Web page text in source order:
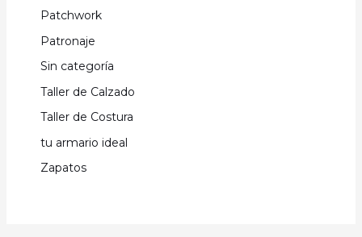
Patchwork
Patronaje
Sin categoría
Taller de Calzado
Taller de Costura
tu armario ideal
Zapatos